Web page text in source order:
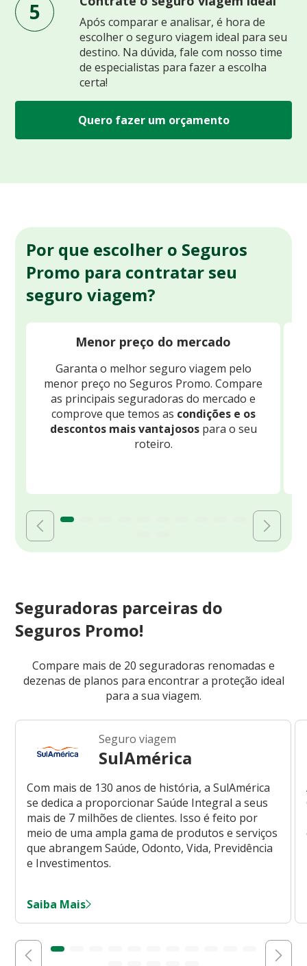
5
Após comparar e analisar, é hora de
escolher o seguro viagem ideal para seu
destino. Na dúvida, fale com nosso time
de especialistas para fazer a escolha
certa!
Quero fazer um orçamento
Por que escolher o Seguros
Promo para contratar seu
seguro viagem?
Menor preço do mercado
Garanta o melhor seguro viagem pelo
menor preço no Seguros Promo. Compare
as principais seguradoras do mercado e
comprove que temos as condições e os
descontos mais vantajosospara o seu
roteiro.
Seguradoras parceiras do
Seguros Promo!
Compare mais de 20 seguradoras renomadas e
dezenas de planos para encontrar a proteção ideal
para a sua viagem.
Seguro viagem
SulAmérica
Com mais de 130 anos de história, a SulAmérica
se dedica a proporcionar Saúde Integral a seus
mais de 7 milhões de clientes. Isso é feito por
meio de uma ampla gama de produtos e serviços
que abrangem Saúde, Odonto, Vida, Previdência
e Investimentos.
Saiba Mais